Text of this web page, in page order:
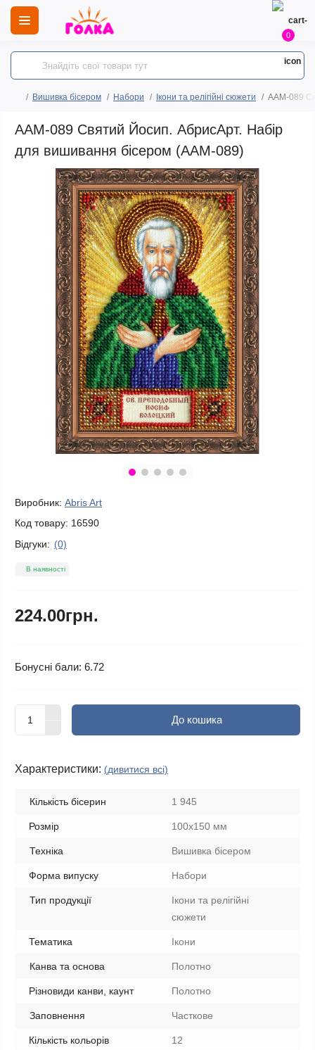
0
Вишивка бісером Набори Ікони та релігійні сюжети AAM-089
AAM-089 Святий Йосип. АбрисАрт. Набір
для вишивання бісером (ААМ-089)
Виробник: Abris Art
Код товару: 16590
Відгуки: (0)
В наявності
224.00грн.
Бонусні бали: 6.72
До кошика
Характеристики: (дивитися всі)
Кількість бісерин 1 945
Розмір 100х150 мм
Техніка Вишивка бісером
Форма випуску Набори
Тип продукції
Ікони та релігійні
сюжети
Тематика Ікони
Канва та основа Полотно
Різновиди канви, каунт Полотно
Заповнення Часткове
Кількість кольорів 12